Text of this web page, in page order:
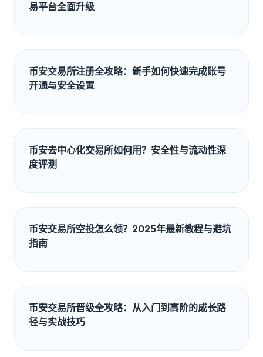
易平台全面升级
币安交易所注册全攻略：新手如何快速完成账号
开通与安全设置
币安去中心化交易所如何用？安全性与流动性深
度评测
币安交易所空投怎么领？2025年最新教程与避坑
指南
币安交易所晋级全攻略：从入门到高阶的成长路
径与实战技巧